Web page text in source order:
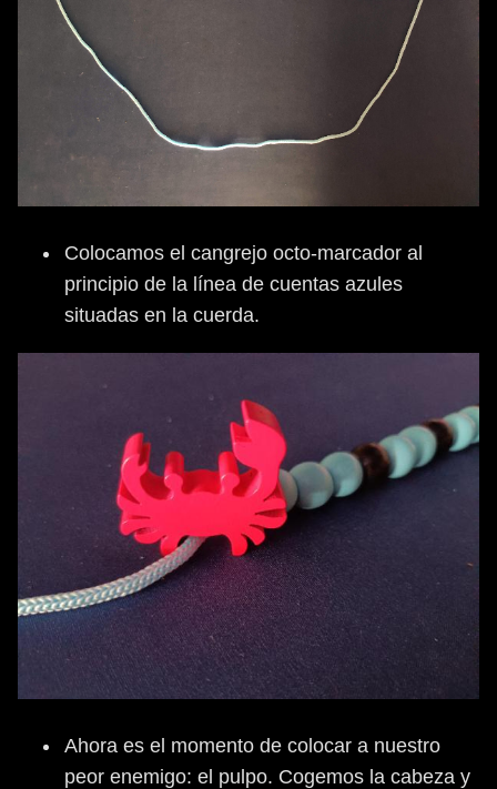
Colocamos el cangrejo octo-marcador al
principio de la línea de cuentas azules
situadas en la cuerda.
Ahora es el momento de colocar a nuestro
peor enemigo: el pulpo. Cogemos la cabeza y